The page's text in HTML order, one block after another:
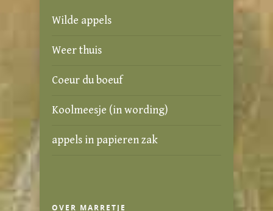
Wilde appels
Weer thuis
Coeur du boeuf
Koolmeesje (in wording)
appels in papieren zak
OVER MARRETJE